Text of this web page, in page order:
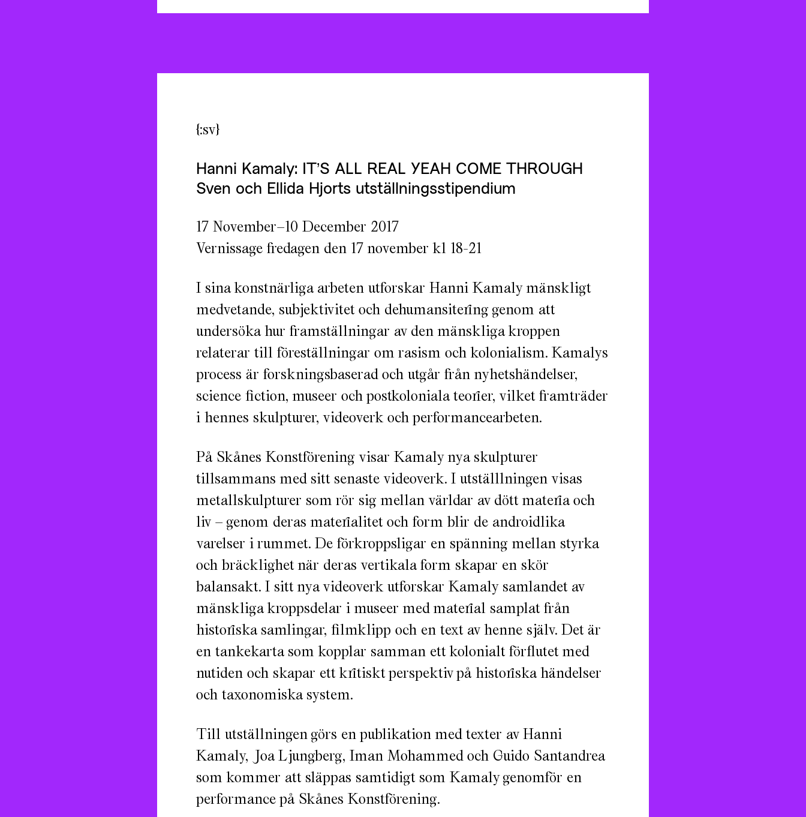
{:sv}
Hanni Kamaly: IT’S ALL REAL YEAH COME THROUGH
Sven och Ellida Hjorts utställningsstipendium
17 November–10 December 2017
Vernissage fredagen den 17 november kl 18-21
I sina konstnärliga arbeten utforskar Hanni Kamaly mänskligt
medvetande, subjektivitet och dehumansitering genom att
undersöka hur framställningar av den mänskliga kroppen
relaterar till föreställningar om rasism och kolonialism. Kamalys
process är forskningsbaserad och utgår från nyhetshändelser,
science fiction, museer och postkoloniala teorier, vilket framträder
i hennes skulpturer, videoverk och performancearbeten.
På Skånes Konstförening visar Kamaly nya skulpturer
tillsammans med sitt senaste videoverk. I utställlningen visas
metallskulpturer som rör sig mellan världar av dött materia och
liv – genom deras materialitet och form blir de androidlika
varelser i rummet. De förkroppsligar en spänning mellan styrka
och bräcklighet när deras vertikala form skapar en skör
balansakt. I sitt nya videoverk utforskar Kamaly samlandet av
mänskliga kroppsdelar i museer med material samplat från
historiska samlingar, filmklipp och en text av henne själv. Det är
en tankekarta som kopplar samman ett kolonialt förflutet med
nutiden och skapar ett kritiskt perspektiv på historiska händelser
och taxonomiska system.
Till utställningen görs en publikation med texter av Hanni
Kamaly, Joa Ljungberg, Iman Mohammed och Guido Santandrea
som kommer att släppas samtidigt som Kamaly genomför en
performance på Skånes Konstförening.